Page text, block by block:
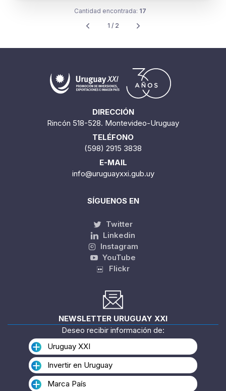
DIRECCIÓN
Rincón 518-528. Montevideo-Uruguay
TELÉFONO
E-MAIL
Twitter
Linkedin
Instagram
YouTube
NEWSLETTER URUGUAY XXI
Deseo recibir información de:
Uruguay XXI
Invertir en Uruguay